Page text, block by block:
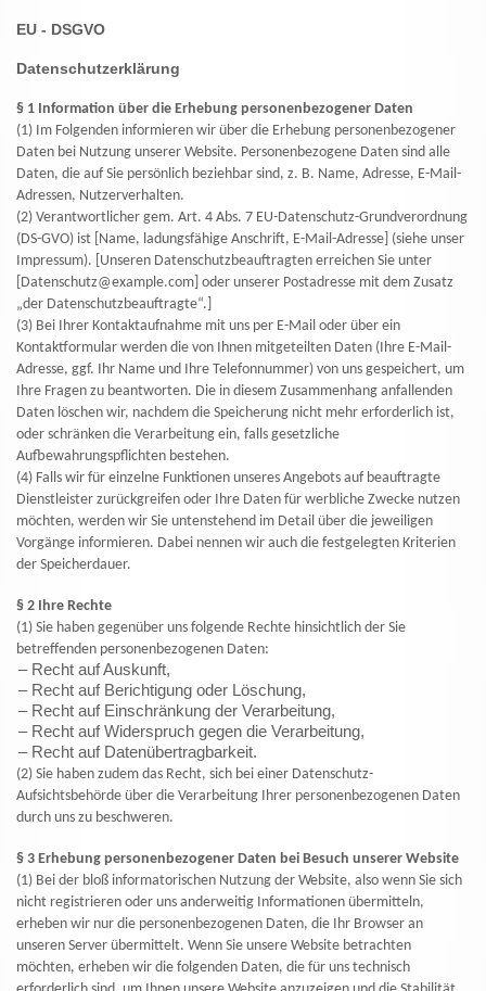
EU - DSGVO
Datenschutzerklärung
§ 1 Information über die Erhebung personenbezogener Daten
(1) Im Folgenden informieren wir über die Erhebung personenbezogener
Daten bei Nutzung unserer Website. Personenbezogene Daten sind alle
Daten, die auf Sie persönlich beziehbar sind, z. B. Name, Adresse, E-Mail-
Adressen, Nutzerverhalten.
(2) Verantwortlicher gem. Art. 4 Abs. 7 EU-Datenschutz-Grundverordnung
(DS-GVO) ist [Name, ladungsfähige Anschrift, E-Mail-Adresse] (siehe unser
Impressum). [Unseren Datenschutzbeauftragten erreichen Sie unter
[Datenschutz@example.com] oder unserer Postadresse mit dem Zusatz
„der Datenschutzbeauftragte“.]
(3) Bei Ihrer Kontaktaufnahme mit uns per E-Mail oder über ein
Kontaktformular werden die von Ihnen mitgeteilten Daten (Ihre E-Mail-
Adresse, ggf. Ihr Name und Ihre Telefonnummer) von uns gespeichert, um
Ihre Fragen zu beantworten. Die in diesem Zusammenhang anfallenden
Daten löschen wir, nachdem die Speicherung nicht mehr erforderlich ist,
oder schränken die Verarbeitung ein, falls gesetzliche
Aufbewahrungspflichten bestehen.
(4) Falls wir für einzelne Funktionen unseres Angebots auf beauftragte
Dienstleister zurückgreifen oder Ihre Daten für werbliche Zwecke nutzen
möchten, werden wir Sie untenstehend im Detail über die jeweiligen
Vorgänge informieren. Dabei nennen wir auch die festgelegten Kriterien
der Speicherdauer.
§ 2 Ihre Rechte
(1) Sie haben gegenüber uns folgende Rechte hinsichtlich der Sie
betreffenden personenbezogenen Daten:
– Recht auf Auskunft,
– Recht auf Berichtigung oder Löschung,
– Recht auf Einschränkung der Verarbeitung,
– Recht auf Widerspruch gegen die Verarbeitung,
– Recht auf Datenübertragbarkeit.
(2) Sie haben zudem das Recht, sich bei einer Datenschutz-
Aufsichtsbehörde über die Verarbeitung Ihrer personenbezogenen Daten
durch uns zu beschweren.
§ 3 Erhebung personenbezogener Daten bei Besuch unserer Website
(1) Bei der bloß informatorischen Nutzung der Website, also wenn Sie sich
nicht registrieren oder uns anderweitig Informationen übermitteln,
erheben wir nur die personenbezogenen Daten, die Ihr Browser an
unseren Server übermittelt. Wenn Sie unsere Website betrachten
möchten, erheben wir die folgenden Daten, die für uns technisch